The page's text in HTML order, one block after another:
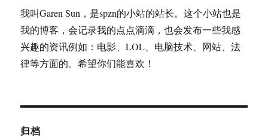
我叫Garen Sun，是spzn的小站的站长。这个小站也是
我的博客，会记录我的点点滴滴，也会发布一些我感
兴趣的资讯例如：电影、LOL、电脑技术、网站、法
律等方面的。希望你们能喜欢！
归档